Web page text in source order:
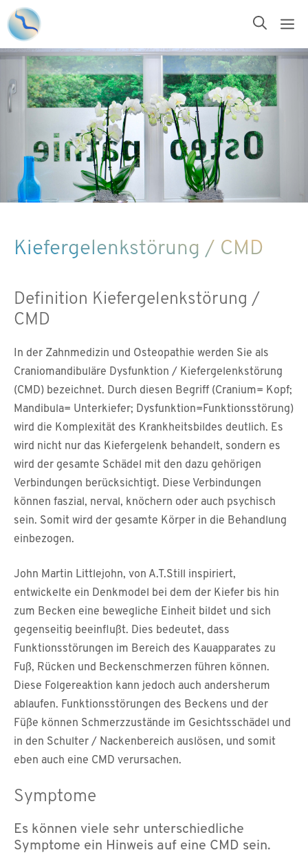
Zum
Inhalt
springen
Kiefergelenkstörung / CMD
Definition Kiefergelenkstörung /
CMD
In der Zahnmedizin und Osteopathie werden Sie als
Craniomandibuläre Dysfunktion / Kiefergelenkstörung
(CMD) bezeichnet. Durch diesen Begriff (Cranium= Kopf;
Mandibula= Unterkiefer; Dysfunktion=Funktionsstörung)
wird die Komplexität des Krankheitsbildes deutlich. Es
wird nicht nur das Kiefergelenk behandelt, sondern es
wird der gesamte Schädel mit den dazu gehörigen
Verbindungen berücksichtigt. Diese Verbindungen
können faszial, nerval, knöchern oder auch psychisch
sein. Somit wird der gesamte Körper in die Behandlung
einbezogen.
John Martin Littlejohn, von A.T.Still inspiriert,
entwickelte ein Denkmodel bei dem der Kiefer bis hin
zum Becken eine bewegliche Einheit bildet und sich
gegenseitig beeinflußt. Dies bedeutet, dass
Funktionsstörungen im Bereich des Kauapparates zu
Fuß, Rücken und Beckenschmerzen führen können.
Diese Folgereaktion kann jedoch auch andersherum
ablaufen. Funktionsstörungen des Beckens und der
Füße können Schmerzzustände im Gesichtsschädel und
in den Schulter / Nackenbereich auslösen, und somit
eben auch eine CMD verursachen.
Symptome
Es können viele sehr unterschiedliche
Symptome ein Hinweis auf eine CMD sein.